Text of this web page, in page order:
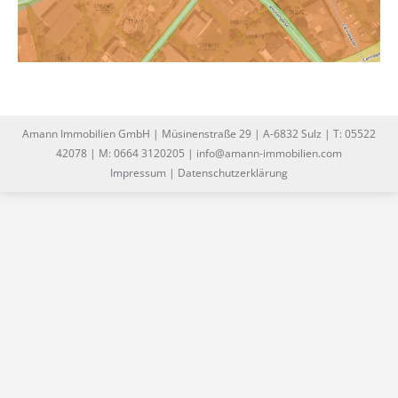
Amann Immobilien GmbH | Müsinenstraße 29 | A-6832 Sulz | T: 05522
42078 | M: 0664 3120205 | info@amann-immobilien.com
Impressum | Datenschutzerklärung